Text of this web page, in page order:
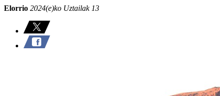
Elorrio 2024(e)ko Uztailak 13